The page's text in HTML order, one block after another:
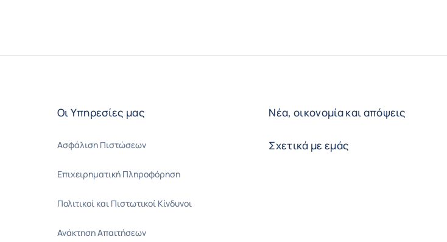
Οι Υπηρεσίες μας
Ασφάλιση Πιστώσεων
Επιχειρηματική Πληροφόρηση
Πολιτικοί και Πιστωτικοί Κίνδυνοι
Ανάκτηση Απαιτήσεων
Νέα, οικονομία και απόψεις
Σχετικά με εμάς